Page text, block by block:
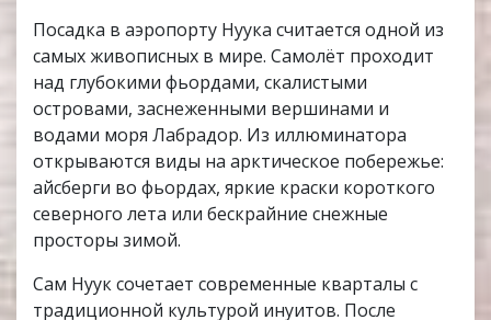
Посадка в аэропорту Нуука считается одной из
самых живописных в мире. Самолёт проходит
над глубокими фьордами, скалистыми
островами, заснеженными вершинами и
водами моря Лабрадор. Из иллюминатора
открываются виды на арктическое побережье:
айсберги во фьордах, яркие краски короткого
северного лета или бескрайние снежные
просторы зимой.
Сам Нуук сочетает современные кварталы с
традиционной культурой инуитов. После